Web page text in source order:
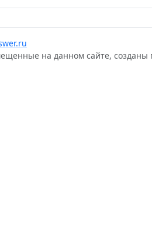
на данном сайте, созданы